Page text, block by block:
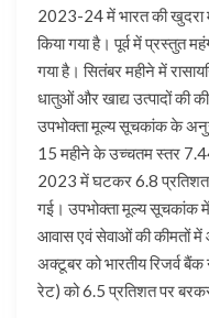
2023-24 में भारत की खुदरा
किया गया है। पूर्व में प्रस्तुत
गया है। सितंबर महीने में
धातुओं और खाद्य उत्पादों की
उपभोक्ता मूल्य सूचकांक के
15 महीने के उच्चतम स्तर
2023 में घटकर 6.8
गई। उपभोक्ता मूल्य सूचकांक
आवास एवं सेवाओं की कीमतों में
अक्टूबर को भारतीय रिजर्व बैंक
रेट) को 6.5 प्रतिशत पर